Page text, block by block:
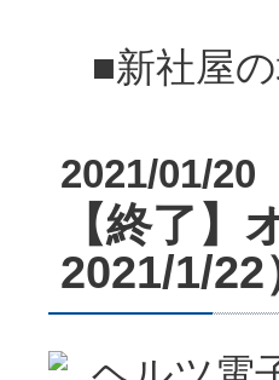
■新社屋
2021/01/20
【終了
2021/1/22